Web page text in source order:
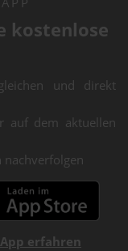
kostenlose
und direkt
auf dem aktuellen
nachverfolgen
erfahren